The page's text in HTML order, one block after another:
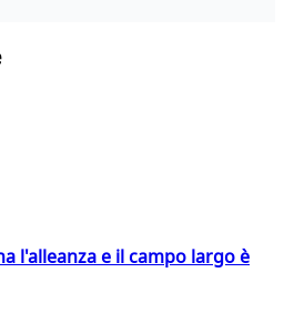
l'alleanza e il campo largo è